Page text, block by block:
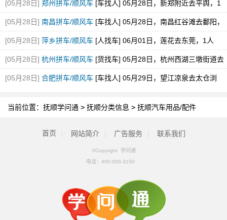
[05月28日] 郑州拼车/顺风车 [车找人] 05月28日，新郑附近去平舆，1
空位，途经新蔡
[05月28日] 南昌拼车/顺风车 [车找人] 05月28日，南昌红谷滩去鄱阳，
1空位
[05月28日] 萍乡拼车/顺风车 [人找车] 06月01日，莲花去东莞，1人
[05月28日] 杭州拼车/顺风车 [货找车] 05月28日，杭州西湖三墩街道去
砀山县经开区
[05月28日] 合肥拼车/顺风车 [车找人] 05月29日，望江凉泉去太仓浏
当前位置： 抚顺学问通 > 抚顺分类信息 > 抚顺汽车用品/配件
首页 网站简介 广告服务 联系我们
©Copyright 学问通
电话： 400-000-3150